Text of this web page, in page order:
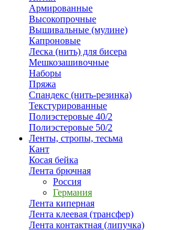
Армированные
Высокопрочные
Вышивальные (мулине)
Капроновые
Леска (нить) для бисера
Мешкозашивочные
Наборы
Пряжа
Спандекс (нить-резинка)
Текстурированные
Полиэстеровые 40/2
Полиэстеровые 50/2
Ленты, стропы, тесьма
Кант
Косая бейка
Лента брючная
Россия
Германия
Лента киперная
Лента клеевая (трансфер)
Лента контактная (липучка)